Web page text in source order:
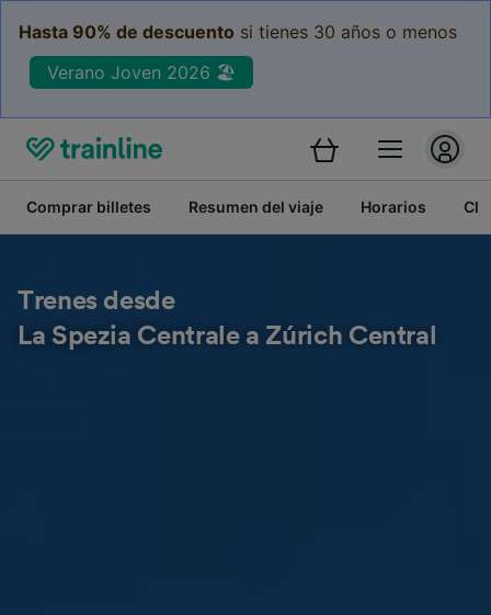
Hasta 90% de descuento si tienes 30 años o menos
Verano Joven 2026 🏖️
Comprar billetes Resumen del viaje Horarios
Trenes desde
La Spezia Centrale a Zúrich Central